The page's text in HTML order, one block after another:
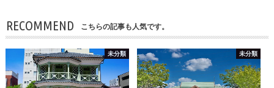
RECOMMEND こちらの記事も人気です。
未分類 未分類